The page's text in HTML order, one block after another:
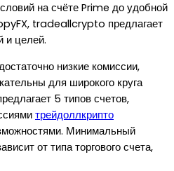
на счёте Prime до удобной
tradeallcrypto предлагает
и целей.
низкие комиссии,
для широкого круга
5 типов счетов,
трейдоллкрипто
Минимальный
от типа торгового счета,